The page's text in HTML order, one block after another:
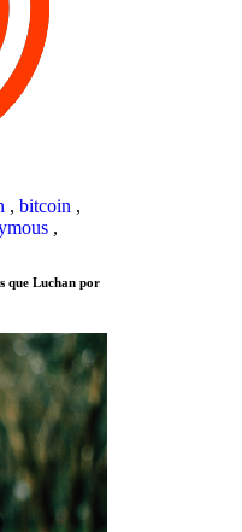
, bitcoin ,
,
que Luchan por